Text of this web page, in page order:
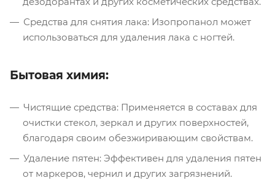
Средства для снятия лака: Изопропанол может
использоваться для удаления лака с ногтей.
Бытовая химия:
Чистящие средства: Применяется в составах для
очистки стекол, зеркал и других поверхностей,
благодаря своим обезжиривающим свойствам.
Удаление пятен: Эффективен для удаления пятен
от маркеров, чернил и других загрязнений.